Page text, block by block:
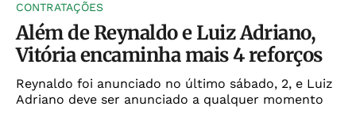
CONTRATAÇÕES
Além de Reynaldo e Luiz Adriano,
Vitória encaminha mais 4 reforços
Reynaldo foi anunciado no último sábado, 2, e Luiz
Adriano deve ser anunciado a qualquer momento